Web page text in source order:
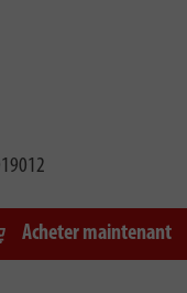
Acheter maintenant